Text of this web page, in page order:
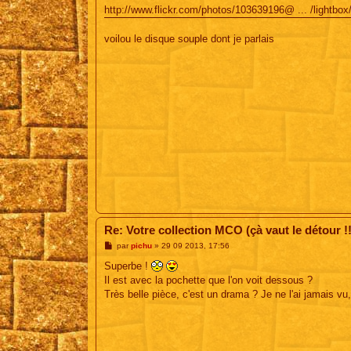
s
s
g
e
http://www.flickr.com/photos/103639196@ ... /lightbox/
voilou le disque souple dont je parlais
Re: Votre collection MCO (çà vaut le détour
M
s
s
a
g
parpichu» 29 09 2013, 17:56
Superbe !
Il est avec la pochette que l'on voit dessous ?
Très belle pièce, c'est un drama ? Je ne l'ai jamais